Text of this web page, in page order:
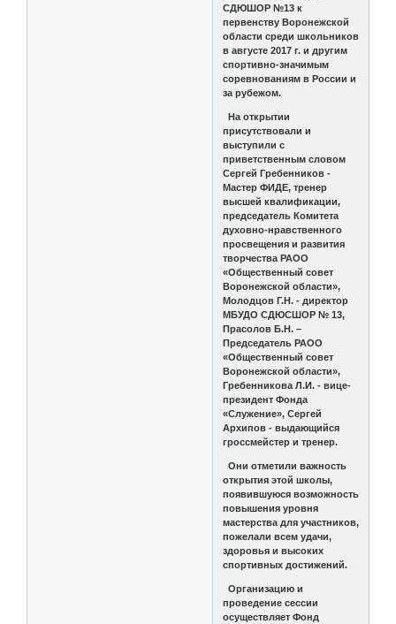
СДЮШОР №13 к
первенству Воронежской
области среди школьников
в августе 2017 г. и другим
спортивно-значимым
соревнованиям в России и
за рубежом.
На открытии
присутствовали и
выступили с
приветственным словом
Сергей Гребенников -
Мастер ФИДЕ, тренер
высшей квалификации,
председатель Комитета
духовно-нравственного
просвещения и развития
творчества РАОО
«Общественный совет
Воронежской области»,
Молодцов Г.Н. - директор
МБУДО СДЮСШОР № 13,
Прасолов Б.Н. –
Председатель РАОО
«Общественный совет
Воронежской области»,
Гребенникова Л.И. - вице-
президент Фонда
«Служение», Сергей
Архипов - выдающийся
гроссмейстер и тренер.
Они отметили важность
открытия этой школы,
появившуюся возможность
повышения уровня
мастерства для участников,
пожелали всем удачи,
здоровья и высоких
спортивных достижений.
Организацию и
проведение сессии
осуществляет Фонд